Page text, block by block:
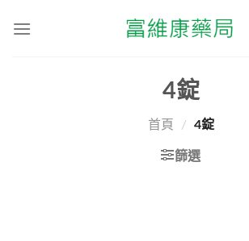
4錠
首頁 / 4錠
篩選